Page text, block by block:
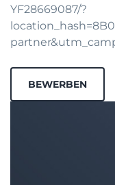
YF28669087/?
BEWERBEN